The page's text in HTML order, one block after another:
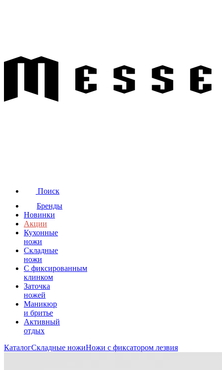
Поиск
Бренды
Новинки
Акции
Кухонные
ножи
Складные
ножи
C фиксированным
клинком
Заточка
ножей
Маникюр
и бритье
Активный
отдых
КаталогСкладные ножиНожи с фиксатором лезвия